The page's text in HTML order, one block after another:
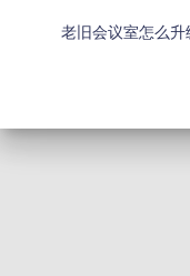
老旧会议室怎么